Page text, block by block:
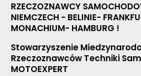
RZECZOZNAWCY
NIEMCZECH - BELINIE-
MONACHIUM- HAMBURG !
Stowarzyszenie
Rzeczoznawców Techniki
MOTOEXPERT